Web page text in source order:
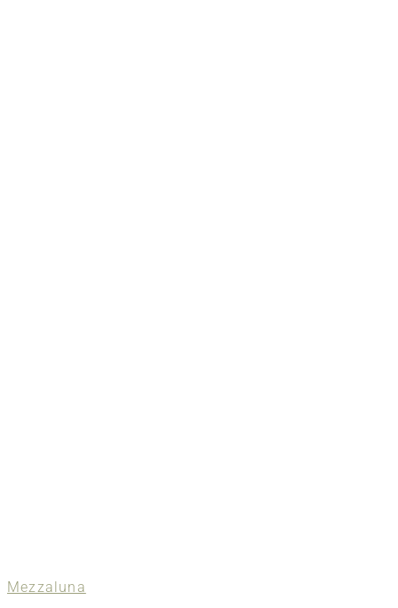
Mezzaluna